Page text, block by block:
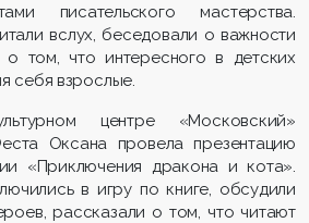
писательского мастерства.
вслух, беседовали о важности
о том, что интересного в детских
себя взрослые.
центре «Московский»
Оксана провела презентацию
«Приключения дракона и кота».
в игру по книге, обсудили
рассказали о том, что читают